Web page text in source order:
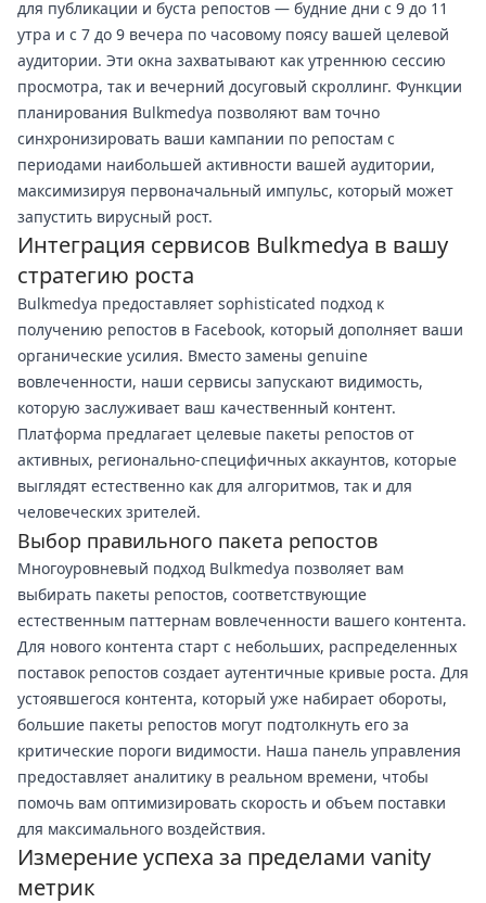
для публикации и буста репостов — будние дни с 9 до 11
утра и с 7 до 9 вечера по часовому поясу вашей целевой
аудитории. Эти окна захватывают как утреннюю сессию
просмотра, так и вечерний досуговый скроллинг. Функции
планирования Bulkmedya позволяют вам точно
синхронизировать ваши кампании по репостам с
периодами наибольшей активности вашей аудитории,
максимизируя первоначальный импульс, который может
запустить вирусный рост.
Интеграция сервисов Bulkmedya в вашу
стратегию роста
Bulkmedya предоставляет sophisticated подход к
получению репостов в Facebook, который дополняет ваши
органические усилия. Вместо замены genuine
вовлеченности, наши сервисы запускают видимость,
которую заслуживает ваш качественный контент.
Платформа предлагает целевые пакеты репостов от
активных, регионально-специфичных аккаунтов, которые
выглядят естественно как для алгоритмов, так и для
человеческих зрителей.
Выбор правильного пакета репостов
Многоуровневый подход Bulkmedya позволяет вам
выбирать пакеты репостов, соответствующие
естественным паттернам вовлеченности вашего контента.
Для нового контента старт с небольших, распределенных
поставок репостов создает аутентичные кривые роста. Для
устоявшегося контента, который уже набирает обороты,
большие пакеты репостов могут подтолкнуть его за
критические пороги видимости. Наша панель управления
предоставляет аналитику в реальном времени, чтобы
помочь вам оптимизировать скорость и объем поставки
для максимального воздействия.
Измерение успеха за пределами vanity
метрик